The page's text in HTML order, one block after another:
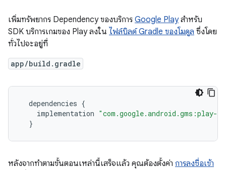
เพิ่มทรัพยากร Dependency ของบริการ Google Playสำหรับ
SDK บริการเกมของ Play ลงใน ไฟล์บิลด์ Gradle ของโมดูล ซึ่งโดย
ทั่วไปจะอยู่ที่
app/build.gradle
dependencies {
implementation "com.google.android.gms:play-
}
หลังจากทำตามขั้นตอนเหล่านี้เสร็จแล้ว คุณต้องตั้งค่า การลงชื่อเข้า